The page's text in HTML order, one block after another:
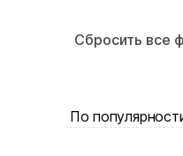
Сбросить все
По